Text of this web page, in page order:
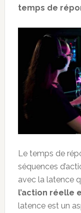
temps de
Le temps de
séquences
avec la latence
l’action réelle
latence est un